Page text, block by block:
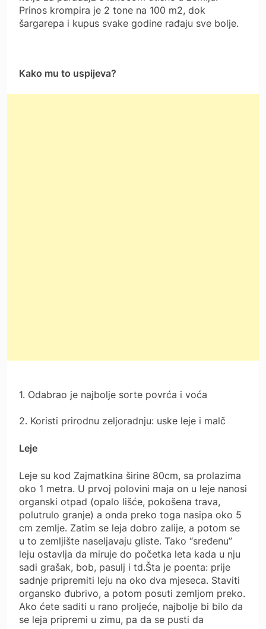
Prinos krompira je 2 tone na 100 m2, dok
šargarepa i kupus svake godine rađaju sve bolje.
Kako mu to uspijeva?
1. Odabrao je najbolje sorte povrća i voća
2. Koristi prirodnu zeljoradnju: uske leje i malč
Leje
Leje su kod Zajmatkina širine 80cm, sa prolazima
oko 1 metra. U prvoj polovini maja on u leje nanosi
organski otpad (opalo lišće, pokošena trava,
polutrulo granje) a onda preko toga nasipa oko 5
cm zemlje. Zatim se leja dobro zalije, a potom se
u to zemljište naseljavaju gliste. Tako “sređenu”
leju ostavlja da miruje do početka leta kada u nju
sadi grašak, bob, pasulj i td.Šta je poenta: prije
sadnje pripremiti leju na oko dva mjeseca. Staviti
organsko đubrivo, a potom posuti zemljom preko.
Ako ćete saditi u rano proljeće, najbolje bi bilo da
se leja pripremi u zimu, pa da se pusti da